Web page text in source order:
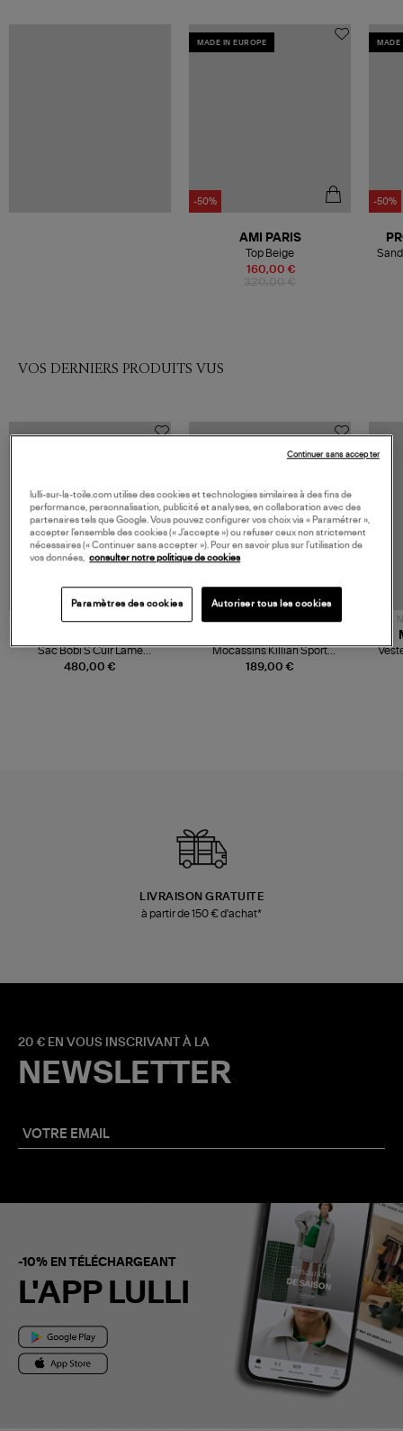
MADE IN EUROPE
-50%
160,00 €
AMI PARIS
Top Beige
MADE
-50%
VOS DERNIERS PRODUITS VUS
480,00 €
Sac Bobi S Cuir Lamé
Champagne
NOUVELLE COLLECTION
189,00 €
Mocassins Killian Sport
Mousse
LIVRAISON GRATUITE
à partir de 150 € d'achat*
20 € EN VOUS INSCRIVANT À LA
NEWSLETTER
-10% EN TÉLÉCHARGEANT
L'APP LULLI
lulli-sur-la-toile.com utilise des cookies et technologies similaires à des fins de
performance, personnalisation, publicité et analyses, en collaboration avec des
partenaires tels que Google. Vous pouvez configurer vos choix via « Paramétrer »,
accepter l’ensemble des cookies (« J’accepte ») ou refuser ceux non strictement
nécessaires (« Continuer sans accepter »). Pour en savoir plus sur l’utilisation de
vos données, consulter notre politique de cookies
Paramètres des cookies Autoriser tous les cookies
Continuer sans accepter